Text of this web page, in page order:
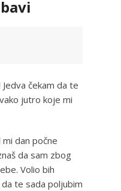
čekam da te
jutro koje mi
mi dan počne
da sam zbog
Volio bih
te sada poljubim